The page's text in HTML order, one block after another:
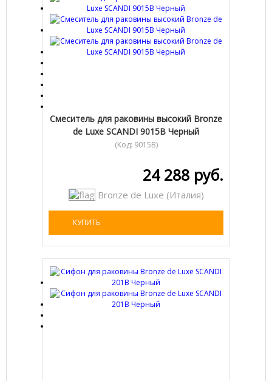
Cмеситель для раковины высокий Bronze
de Luxe SCANDI 9015B Черный
(Код: 9015B)
24 288 руб.
Bronze de Luxe (Италия)
КУПИТЬ